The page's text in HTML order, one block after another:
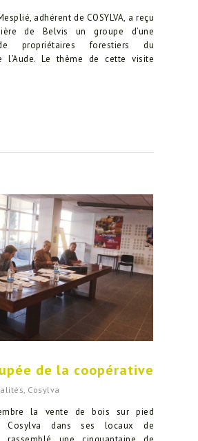
adhérent de COSYLVA, a reçu
de Belvis un groupe d’une
propriétaires forestiers du
l’Aude. Le thème de cette visite
de la coopérative
Cosylva
la vente de bois sur pied
Cosylva dans ses locaux de